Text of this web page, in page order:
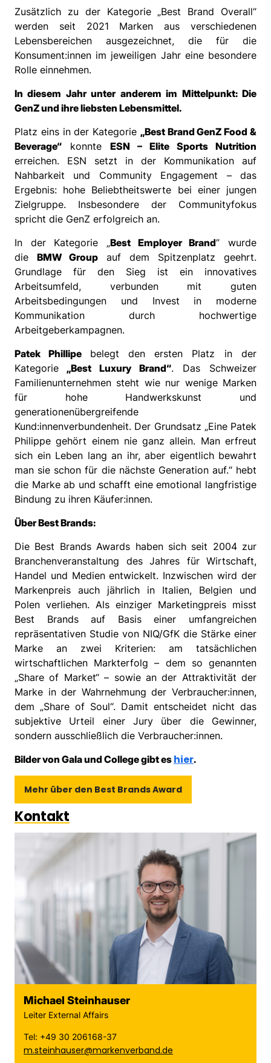
Zusätzlich zu der Kategorie „Best Brand Overall“
werden seit 2021 Marken aus verschiedenen
Lebensbereichen ausgezeichnet, die für die
Konsument:innen im jeweiligen Jahr eine besondere
Rolle einnehmen.
In diesem Jahr unter anderem im Mittelpunkt: Die
GenZ und ihre liebsten Lebensmittel.
Platz eins in der Kategorie „Best Brand GenZ Food &
Beverage“ konnte ESN – Elite Sports Nutrition
erreichen. ESN setzt in der Kommunikation auf
Nahbarkeit und Community Engagement – das
Ergebnis: hohe Beliebtheitswerte bei einer jungen
Zielgruppe. Insbesondere der Communityfokus
spricht die GenZ erfolgreich an.
In der Kategorie „Best Employer Brand” wurde
die BMW Group auf dem Spitzenplatz geehrt.
Grundlage für den Sieg ist ein innovatives
Arbeitsumfeld, verbunden mit guten
Arbeitsbedingungen und Invest in moderne
Kommunikation durch hochwertige
Arbeitgeberkampagnen.
Patek Phillipe belegt den ersten Platz in der
Kategorie „Best Luxury Brand“. Das Schweizer
Familienunternehmen steht wie nur wenige Marken
für hohe Handwerkskunst und
generationenübergreifende
Kund:innenverbundenheit. Der Grundsatz „Eine Patek
Philippe gehört einem nie ganz allein. Man erfreut
sich ein Leben lang an ihr, aber eigentlich bewahrt
man sie schon für die nächste Generation auf.“ hebt
die Marke ab und schafft eine emotional langfristige
Bindung zu ihren Käufer:innen.
Über Best Brands:
Die Best Brands Awards haben sich seit 2004 zur
Branchenveranstaltung des Jahres für Wirtschaft,
Handel und Medien entwickelt. Inzwischen wird der
Markenpreis auch jährlich in Italien, Belgien und
Polen verliehen. Als einziger Marketingpreis misst
Best Brands auf Basis einer umfangreichen
repräsentativen Studie von NIQ/GfK die Stärke einer
Marke an zwei Kriterien: am tatsächlichen
wirtschaftlichen Markterfolg – dem so genannten
„Share of Market“ – sowie an der Attraktivität der
Marke in der Wahrnehmung der Verbraucher:innen,
dem „Share of Soul“. Damit entscheidet nicht das
subjektive Urteil einer Jury über die Gewinner,
sondern ausschließlich die Verbraucher:innen.
Bilder von Gala und College gibt es hier.
Mehr über den Best Brands Award
Kontakt
Michael Steinhauser
Leiter External Affairs
Tel: +49 30 206168-37
m.steinhauser@markenverband.de